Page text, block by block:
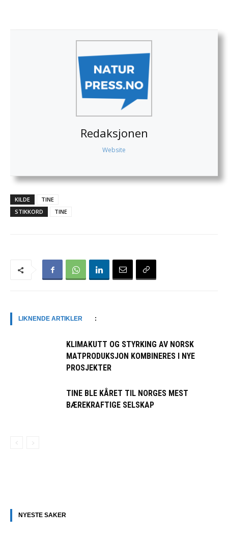
Redaksjonen
Website
KILDE
TINE
STIKKORD
TINE
LIKNENDE ARTIKLER :
KLIMAKUTT OG STYRKING AV NORSK
MATPRODUKSJON KOMBINERES I NYE
PROSJEKTER
TINE BLE KÅRET TIL NORGES MEST
BÆREKRAFTIGE SELSKAP
NYESTE SAKER